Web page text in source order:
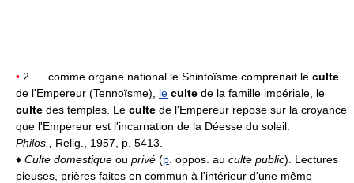
• 2. ... comme organe national le Shintoïsme comprenait le culte
de l'Empereur (Tennoïsme), le culte de la famille impériale, le
culte des temples. Le culte de l'Empereur repose sur la croyance
que l'Empereur est l'incarnation de la Déesse du soleil.
Philos.,
Relig., 1957, p. 5413.
♦ Culte domestique ou privé (p . oppos. au culte public). Lectures
pieuses, prières faites en commun à l'intérieur d'une même